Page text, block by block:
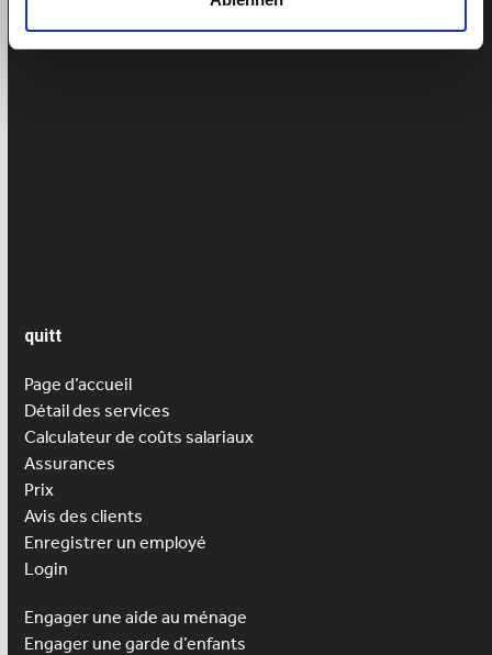
Aide aux personnes âgées
Article de presse
quitt
Page d’accueil
Détail des services
Calculateur de coûts salariaux
Assurances
Prix
Avis des clients
Enregistrer un employé
Login
Engager une aide au ménage
Engager unegarde d’enfants